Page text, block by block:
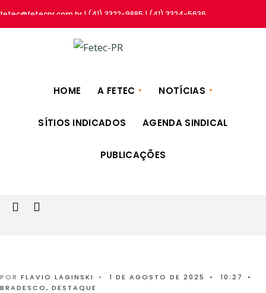
fetec@fetecpr.com.br | (41) 3322-9885 | (41) 3324-5636
HOME A FETEC NOTÍCIAS
SÍTIOS INDICADOS AGENDA SINDICAL
PUBLICAÇÕES
POR FLAVIO LAGINSKI • 1 DE AGOSTO DE 2025 • 10:27
•
BRADESCO, DESTAQUE